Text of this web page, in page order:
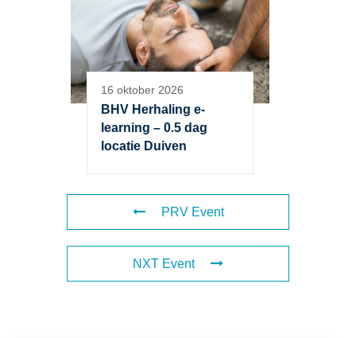
16 oktober 2026
BHV Herhaling e-
learning – 0.5 dag
locatie Duiven
PRV Event
NXT Event